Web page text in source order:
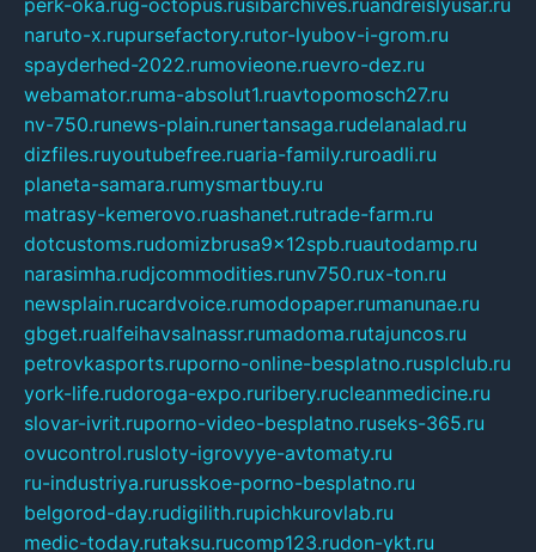
naruto-x.rupursefactory.rutor-lyubov-i-grom.ru
spayderhed-2022.rumovieone.ruevro-dez.ru
webamator.ruma-absolut1.ruavtopomosch27.ru
nv-750.runews-plain.runertansaga.rudelanalad.ru
dizfiles.ruyoutubefree.ruaria-family.ruroadli.ru
planeta-samara.rumysmartbuy.ru
matrasy-kemerovo.ruashanet.rutrade-farm.ru
dotcustoms.rudomizbrusa9x12spb.ruautodamp.ru
narasimha.rudjcommodities.runv750.rux-ton.ru
newsplain.rucardvoice.rumodopaper.rumanunae.ru
gbget.rualfeihavsalnassr.rumadoma.rutajuncos.ru
petrovkasports.ruporno-online-besplatno.rusplclub.ru
york-life.rudoroga-expo.ruribery.rucleanmedicine.ru
slovar-ivrit.ruporno-video-besplatno.ruseks-365.ru
ovucontrol.rusloty-igrovyye-avtomaty.ru
ru-industriya.rurusskoe-porno-besplatno.ru
belgorod-day.rudigilith.rupichkurovlab.ru
medic-today.rutaksu.rucomp123.rudon-ykt.ru